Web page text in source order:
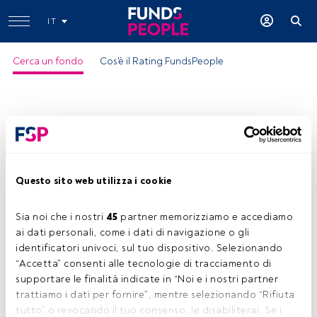
Questo sito web utilizza i cookie
Sia noi che i nostri 45 partner memorizziamo e accediamo
ai dati personali, come i dati di navigazione o gli
identificatori univoci, sul tuo dispositivo. Selezionando
“Accetta” consenti alle tecnologie di tracciamento di
supportare le finalità indicate in “Noi e i nostri partner
trattiamo i dati per fornire”, mentre selezionando “Rifiuta
tutto” o revocando il tuo consenso, le disabiliterai. Se i
IT
Cerca un fondo Cos'è il Rating FundsPeople